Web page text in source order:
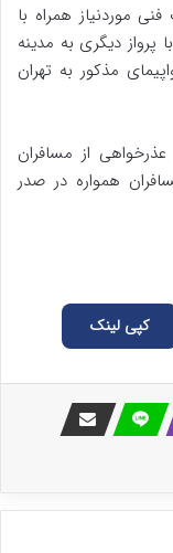
موردنیاز همراه با
دیگری به مدینه
مذکور به تهران
از مسافران
همواره در صدر
کپی لینک